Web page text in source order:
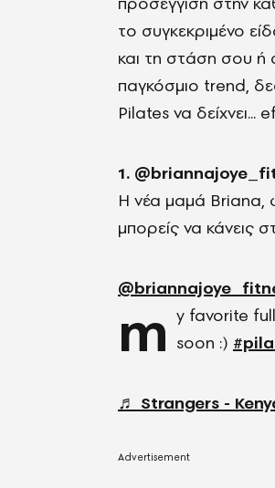
το συγκεκριμένο
και τη στάση σου ή
παγκόσμιο trend,
Pilates να δείχνει...
1.
Η νέα μαμά Briana,
μπορείς να κάνεις
m y favorite
soon :)
♬ Strangers -